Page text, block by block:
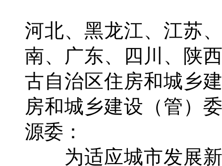
河北、黑龙江、江苏
南、广东、四川、陕
古自治区住房和城乡
房和城乡建设（管）
源委：
为适应城市发展新